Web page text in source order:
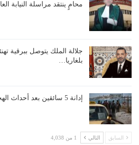
محامٍ ينتقد مراسلة النيابة
جلالة الملك يتوصل ببرقية
بلغاريا…
إدانة 5 سائقين بعد أحداث الهجرة الجماعية
السابق التالي 1 من 4,038